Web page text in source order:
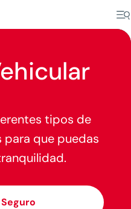
tipos de
para que puedas